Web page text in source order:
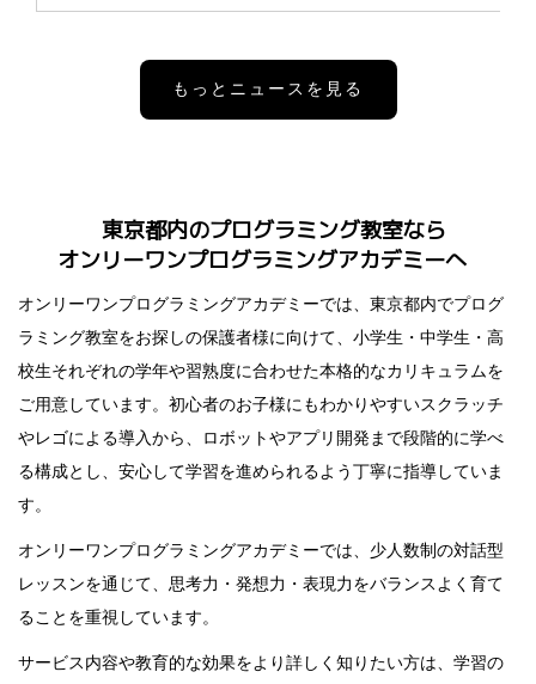
もっとニュースを見る
東京都内のプログラミング教室なら
オンリーワンプログラミングアカデミーへ
オンリーワンプログラミングアカデミーでは、東京都内でプログ
ラミング教室をお探しの保護者様に向けて、小学生・中学生・高
校生それぞれの学年や習熟度に合わせた本格的なカリキュラムを
ご用意しています。初心者のお子様にもわかりやすいスクラッチ
やレゴによる導入から、ロボットやアプリ開発まで段階的に学べ
る構成とし、安心して学習を進められるよう丁寧に指導していま
す。
オンリーワンプログラミングアカデミーでは、少人数制の対話型
レッスンを通じて、思考力・発想力・表現力をバランスよく育て
ることを重視しています。
サービス内容や教育的な効果をより詳しく知りたい方は、学習の